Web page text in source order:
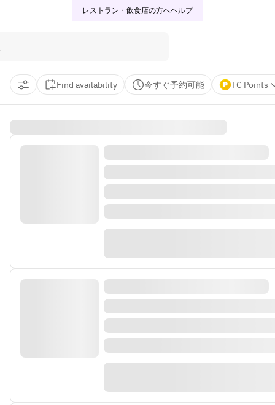
レストラン・飲食店の方へヘルプ
Find availability 今すぐ予約可能 TC Points